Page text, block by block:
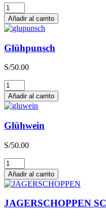
Relax
Zero
Chardonnay
cantidad
Añadir al carrito
Glühpunsch
S/50.00
Glühpunsch
cantidad
Añadir al carrito
Glühwein
S/50.00
Glühwein
cantidad
Añadir al carrito
JAGERSCHOPPEN